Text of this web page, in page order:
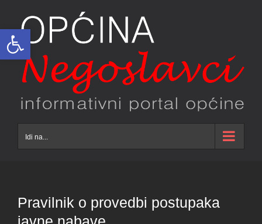
Open toolbar
content
Idi na...
Pravilnik o provedbi postupaka